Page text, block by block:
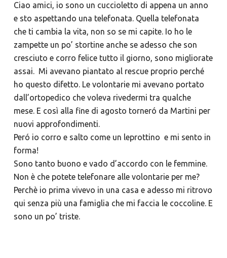
Ciao amici, io sono un cuccioletto di appena un anno
e sto aspettando una telefonata. Quella telefonata
che ti cambia la vita, non so se mi capite. Io ho le
zampette un po’ stortine anche se adesso che son
cresciuto e corro felice tutto il giorno, sono migliorate
assai. Mi avevano piantato al rescue proprio perché
ho questo difetto. Le volontarie mi avevano portato
dall’ortopedico che voleva rivedermi tra qualche
mese. E così alla fine di agosto torneró da Martini per
nuovi approfondimenti.
Peró io corro e salto come un leprottino e mi sento in
forma!
Sono tanto buono e vado d’accordo con le femmine.
Non è che potete telefonare alle volontarie per me?
Perchè io prima vivevo in una casa e adesso mi ritrovo
qui senza più una famiglia che mi faccia le coccoline. E
sono un po’ triste.